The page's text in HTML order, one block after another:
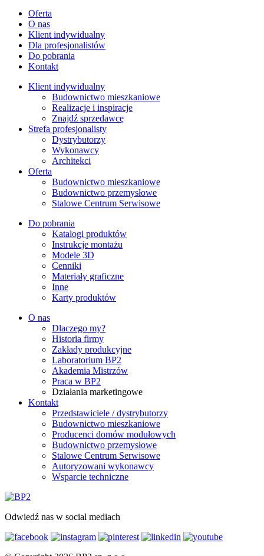
Oferta
O nas
Klient indywidualny
Dla profesjonalistów
Do pobrania
Kontakt
Klient indywidualny
Budownictwo mieszkaniowe
Realizacje i inspiracje
Znajdź sprzedawcę
Strefa profesjonalisty
Dystrybutorzy
Wykonawcy
Architekci
Oferta
Budownictwo mieszkaniowe
Budownictwo przemysłowe
Stalowe Centrum Serwisowe
Do pobrania
Katalogi produktów
Instrukcje montażu
Modele 3D
Cenniki
Materiały graficzne
Inne
Karty produktów
O nas
Dlaczego my?
Historia firmy
Zakłady produkcyjne
Laboratorium BP2
Akademia Mistrzów
Praca w BP2
Działania marketingowe
Kontakt
Przedstawiciele / dystrybutorzy
Budownictwo mieszkaniowe
Producenci domów modułowych
Budownictwo przemysłowe
Stalowe Centrum Serwisowe
Autoryzowani wykonawcy
Wsparcie techniczne
Odwiedź nas w social mediach